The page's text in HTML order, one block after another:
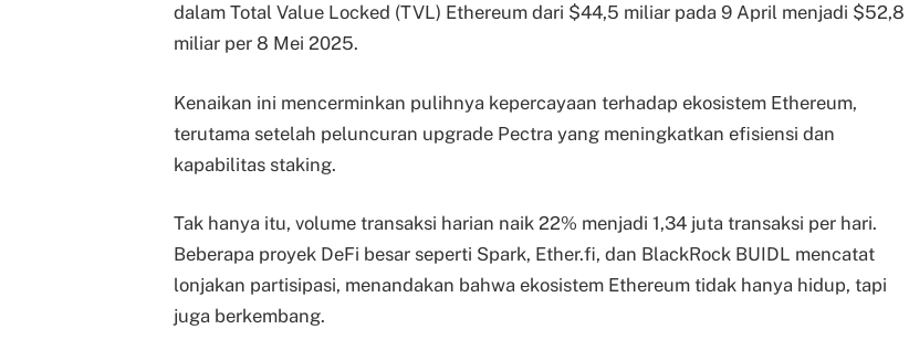
dalam Total Value Locked (TVL) Ethereum dari $44,5 miliar pada 9 April menjadi $52,8
miliar per 8 Mei 2025.
Kenaikan ini mencerminkan pulihnya kepercayaan terhadap ekosistem Ethereum,
terutama setelah peluncuran upgrade Pectra yang meningkatkan efisiensi dan
kapabilitas staking.
Tak hanya itu, volume transaksi harian naik 22% menjadi 1,34 juta transaksi per hari.
Beberapa proyek DeFi besar seperti Spark, Ether.fi, dan BlackRock BUIDL mencatat
lonjakan partisipasi, menandakan bahwa ekosistem Ethereum tidak hanya hidup, tapi
juga berkembang.